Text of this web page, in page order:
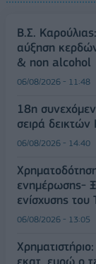
Β.Σ.
αύξηση
& non alcohol
06/08/2026 - 11:48
18η
σειρά δεικτών
06/08/2026 - 14:40
ενημέρωσης-
ενίσχυσης του
06/08/2026 - 13:05
εκατ. ευρώ ο